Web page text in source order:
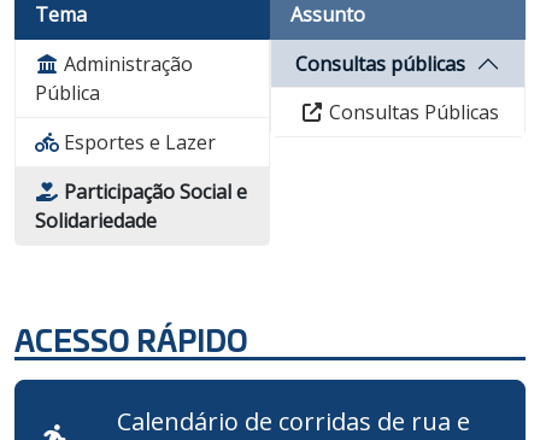
Tema
Administração
Pública
Esportes e Lazer
Participação Social e
Solidariedade
Assunto
Consultas públicas
Consultas Públicas
ACESSO RÁPIDO
Calendário de corridas de rua e